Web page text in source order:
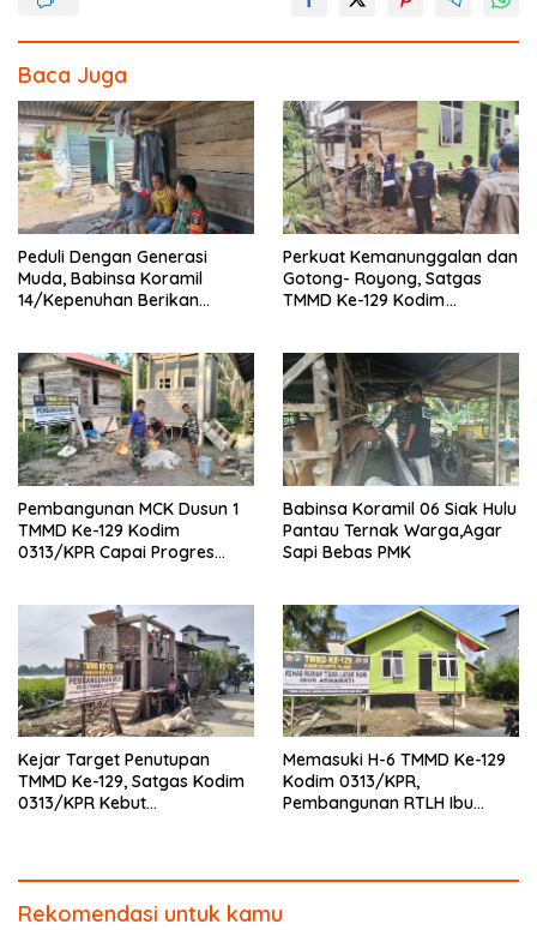
Baca Juga
Peduli Dengan Generasi
Muda, Babinsa Koramil
14/Kepenuhan Berikan
Perkuat Kemanunggalan dan
Gotong- Royong, Satgas
TMMD Ke-129 Kodim
Rumah Bapak Dedi
Pembangunan MCK Dusun 1
TMMD Ke-129 Kodim
0313/KPR Capai Progres
Babinsa Koramil 06 Siak Hulu
Pantau Ternak Warga,Agar
Sapi Bebas PMK
Kejar Target Penutupan
TMMD Ke-129, Satgas Kodim
0313/KPR Kebut
Memasuki H-6 TMMD Ke-129
Kodim 0313/KPR,
Pembangunan RTLH Ibu
Rekomendasi untuk kamu